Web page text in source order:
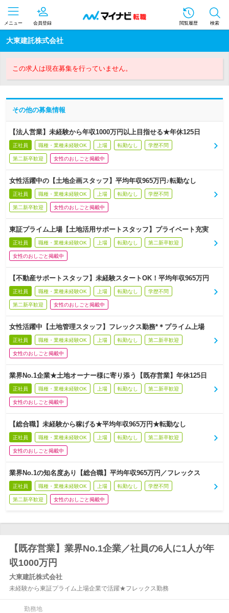
メニュー 会員登録 閲覧履歴 検索
大東建託株式会社
この求人は現在募集を行っていません。
その他の募集情報
【法人営業】未経験から年収1000万円以上目指せる★年休125日
正社員 職種・業種未経験OK 上場 転勤なし 学歴不問
第二新卒歓迎 女性のおしごと掲載中
女性活躍中の【土地企画スタッフ】平均年収965万円♪転勤なし
正社員 職種・業種未経験OK 上場 転勤なし 学歴不問
第二新卒歓迎 女性のおしごと掲載中
東証プライム上場【土地活用サポートスタッフ】プライベート充実
正社員 職種・業種未経験OK 上場 転勤なし 第二新卒歓迎
女性のおしごと掲載中
【不動産サポートスタッフ】未経験スタートOK！平均年収965万円
正社員 職種・業種未経験OK 上場 転勤なし 学歴不問
第二新卒歓迎 女性のおしごと掲載中
女性活躍中【土地管理スタッフ】フレックス勤務*＊プライム上場
正社員 職種・業種未経験OK 上場 転勤なし 第二新卒歓迎
女性のおしごと掲載中
業界No.1企業★土地オーナー様に寄り添う【既存営業】年休125日
正社員 職種・業種未経験OK 上場 転勤なし 第二新卒歓迎
女性のおしごと掲載中
【総合職】未経験から稼げる★平均年収965万円★転勤なし
正社員 職種・業種未経験OK 上場 転勤なし 第二新卒歓迎
女性のおしごと掲載中
業界No.1の知名度あり【総合職】平均年収965万円／フレックス
正社員 職種・業種未経験OK 上場 転勤なし 学歴不問
第二新卒歓迎 女性のおしごと掲載中
【既存営業】業界No.1企業／社員の6人に1人が年
収1000万円
大東建託株式会社
未経験から東証プライム上場企業で活躍★フレックス勤務
勤務地